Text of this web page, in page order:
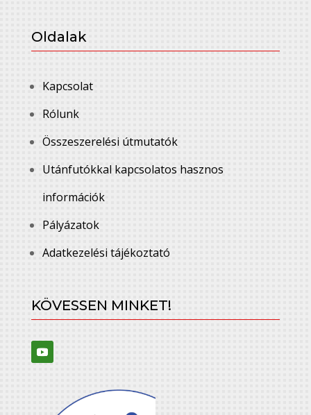
Oldalak
Kapcsolat
Rólunk
Összeszerelési útmutatók
Utánfutókkal kapcsolatos hasznos
információk
Pályázatok
Adatkezelési tájékoztató
KÖVESSEN MINKET!